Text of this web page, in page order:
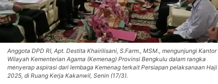
Anggota DPD RI, Apt. Destita Khairilisani, S.Farm., MSM., mengunjungi Kantor
Wilayah Kementerian Agama (Kemenag) Provinsi Bengkulu dalam rangka
menyerap aspirasi dari lembaga Kemenag terkait Persiapan pelaksanaan Haji
2025, di Ruang Kerja Kakanwil, Senin (17/3).